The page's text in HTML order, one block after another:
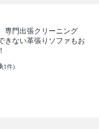
専門出張クリーニング
きない革張りソファもお
(1件)